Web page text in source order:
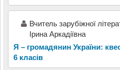
Вчитель зарубіжної
Ірина Аркадіївна
Я – громадянин України:
6 класів